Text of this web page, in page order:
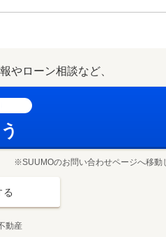
やローン相談など、
※SUUMOのお問い合わせページへ移動
る
動産